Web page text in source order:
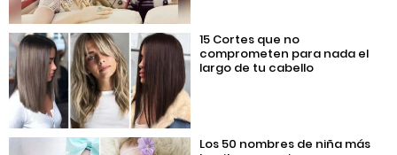
15 Cortes que no
comprometen para nada el
largo de tu cabello
Los 50 nombres de niña más